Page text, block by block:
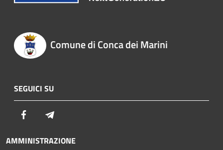
Comune di Conca dei Marini
SEGUICI SU
Facebook
AMMINISTRAZIONE